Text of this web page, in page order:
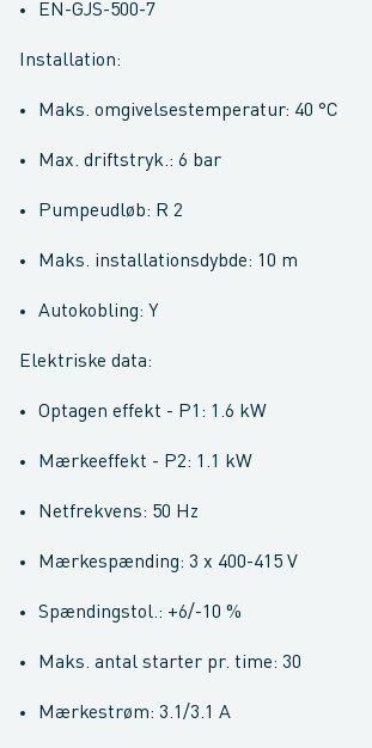
EN-GJS-500-7
Installation:
Maks. omgivelsestemperatur: 40 °C
Max. driftstryk.: 6 bar
Pumpeudløb: R 2
Maks. installationsdybde: 10 m
Autokobling: Y
Elektriske data:
Optagen effekt - P1: 1.6 kW
Mærkeeffekt - P2: 1.1 kW
Netfrekvens: 50 Hz
Mærkespænding: 3 x 400-415 V
Spændingstol.: +6/-10 %
Maks. antal starter pr. time: 30
Mærkestrøm: 3.1/3.1 A